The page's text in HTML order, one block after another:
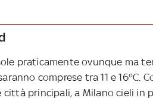
praticamente ovunque ma
comprese tra 11 e 16°C.
principali, a Milano cieli in